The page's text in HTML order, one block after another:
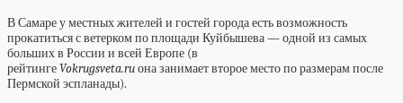
В Самаре у местных жителей и гостей города есть возможность
прокатиться с ветерком по площади Куйбышева — одной из самых
больших в России и всей Европе (в
рейтингеVokrugsveta.ruоназанимает второе местопо размерам после
Пермской эспланады).